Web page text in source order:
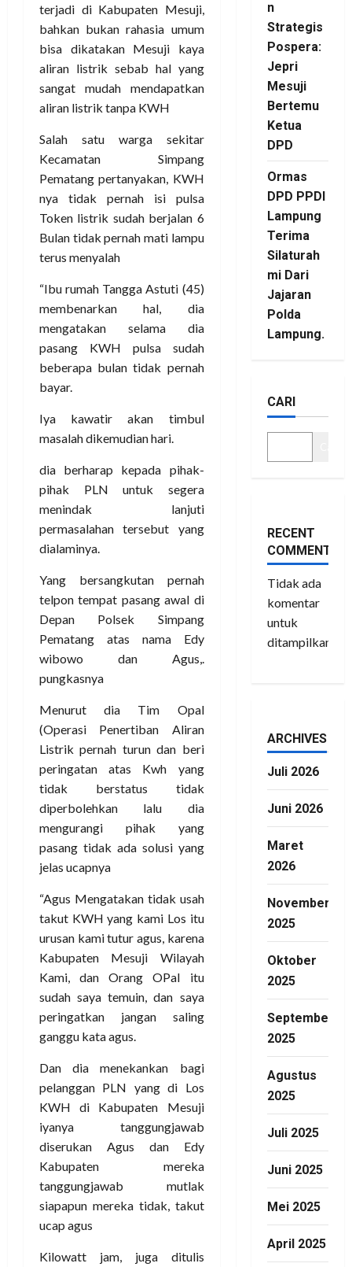
terjadi di Kabupaten Mesuji,
bahkan bukan rahasia umum
bisa dikatakan Mesuji kaya
aliran listrik sebab hal yang
sangat mudah mendapatkan
aliran listrik tanpa KWH
Salah satu warga sekitar
Kecamatan Simpang
Pematang pertanyakan, KWH
nya tidak pernah isi pulsa
Token listrik sudah berjalan 6
Bulan tidak pernah mati lampu
terus menyalah
“Ibu rumah Tangga Astuti (45)
membenarkan hal, dia
mengatakan selama dia
pasang KWH pulsa sudah
beberapa bulan tidak pernah
bayar.
Iya kawatir akan timbul
masalah dikemudian hari.
dia berharap kepada pihak-
pihak PLN untuk segera
menindak lanjuti
permasalahan tersebut yang
dialaminya.
Yang bersangkutan pernah
telpon tempat pasang awal di
Depan Polsek Simpang
Pematang atas nama Edy
wibowo dan Agus,.
pungkasnya
Menurut dia Tim Opal
(Operasi Penertiban Aliran
Listrik pernah turun dan beri
peringatan atas Kwh yang
tidak berstatus tidak
diperbolehkan lalu dia
mengurangi pihak yang
pasang tidak ada solusi yang
jelas ucapnya
“Agus Mengatakan tidak usah
takut KWH yang kami Los itu
urusan kami tutur agus, karena
Kabupaten Mesuji Wilayah
Kami, dan Orang OPal itu
sudah saya temuin, dan saya
peringatkan jangan saling
ganggu kata agus.
Dan dia menekankan bagi
pelanggan PLN yang di Los
KWH di Kabupaten Mesuji
iyanya tanggungjawab
diserukan Agus dan Edy
Kabupaten mereka
tanggungjawab mutlak
siapapun mereka tidak, takut
ucap agus
Kilowatt jam, juga ditulis
n
Strategis
Pospera:
Jepri
Mesuji
Bertemu
Ketua
DPD
Ormas
DPD PPDI
Lampung
Terima
Silaturah
mi Dari
Jajaran
Polda
Lampung.
CARI
RECENT
COMMENTS
Tidak ada
komentar
untuk
ditampilkan.
ARCHIVES
Juli 2026
Juni 2026
Maret
2026
November
2025
Oktober
2025
September
2025
Agustus
2025
Juli 2025
Juni 2025
Mei 2025
April 2025